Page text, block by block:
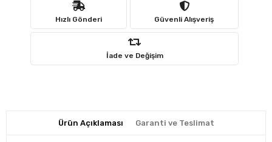
Hızlı Gönderi Güvenli Alışveriş
İade ve Değişim
Ürün Açıklaması Garanti ve Teslimat